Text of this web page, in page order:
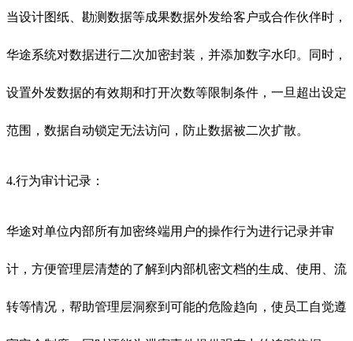
当设计图纸、勘测数据等成果数据外发给客户或合作伙伴时，
华途系统对数据进行二次加密封装，并添加数字水印。同时，
设置外发数据的有效期和打开次数等限制条件，一旦超出设定
范围，数据自动锁定无法访问，防止数据被二次扩散。
4.行为审计记录：
华途对单位内部所有加密终端用户的操作行为进行记录并审
计，方便管理层清楚的了解到内部机密文档的生成、使用、流
转等情况，帮助管理层洞察到可能的危险趋向，使员工自觉遵